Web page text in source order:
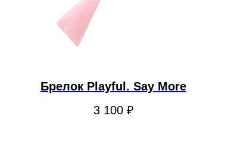
Брелок Playful. Say More
3 100 ₽